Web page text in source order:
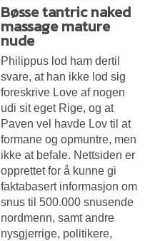
Bøsse tantric naked
massage mature
nude
Philippus lod ham dertil
svare, at han ikke lod sig
foreskrive Love af nogen
udi sit eget Rige, og at
Paven vel havde Lov til at
formane og opmuntre, men
ikke at befale. Nettsiden er
opprettet for å kunne gi
faktabasert informasjon om
snus til 500.000 snusende
nordmenn, samt andre
nysgjerrige, politikere,